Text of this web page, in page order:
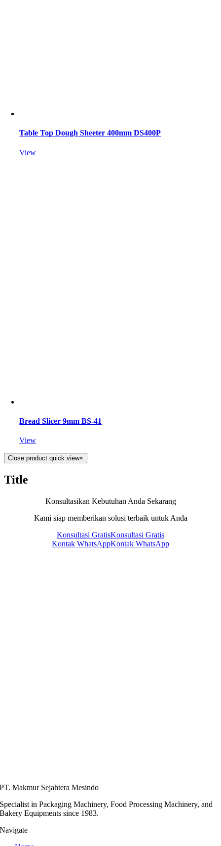
Table Top Dough Sheeter 400mm DS400P
View
Bread Slicer 9mm BS-41
View
Close product quick view×
Title
Konsultasikan Kebutuhan Anda Sekarang
Kami siap memberikan solusi terbaik untuk Anda
Konsultasi GratisKonsultasi Gratis
Kontak WhatsAppKontak WhatsApp
PT. Makmur Sejahtera Mesindo
Specialist in Packaging Machinery, Food Processing Machinery, and
Bakery Equipments since 1983.
Navigate